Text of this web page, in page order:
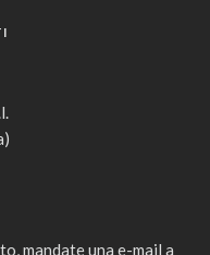
mandate una e-mail a